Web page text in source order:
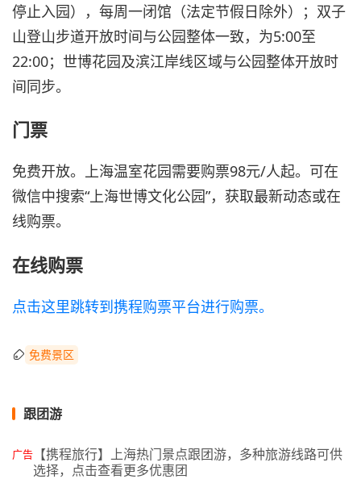
停止入园），每周一闭馆（法定节假日除外）；双子
山登山步道开放时间与公园整体一致，为5:00至
22:00；世博花园及滨江岸线区域与公园整体开放时
间同步。
门票
免费开放。上海温室花园需要购票98元/人起。可在
微信中搜索“上海世博文化公园”，获取最新动态或在
线购票。
在线购票
点击这里跳转到携程购票平台进行购票。
免费景区
跟团游
广告 【携程旅行】上海热门景点跟团游，多种旅游线路可供
选择，点击查看更多优惠团